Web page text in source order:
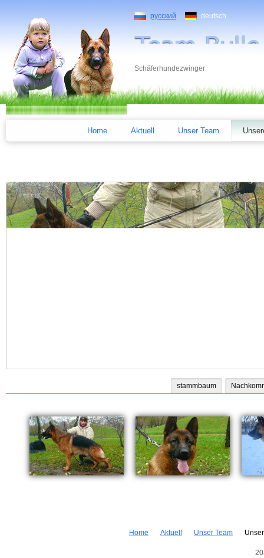
русский deutsch
Schäferhundezwinger
Home Aktuell Unser Team
stammbaum
Home Aktuell Unser Team